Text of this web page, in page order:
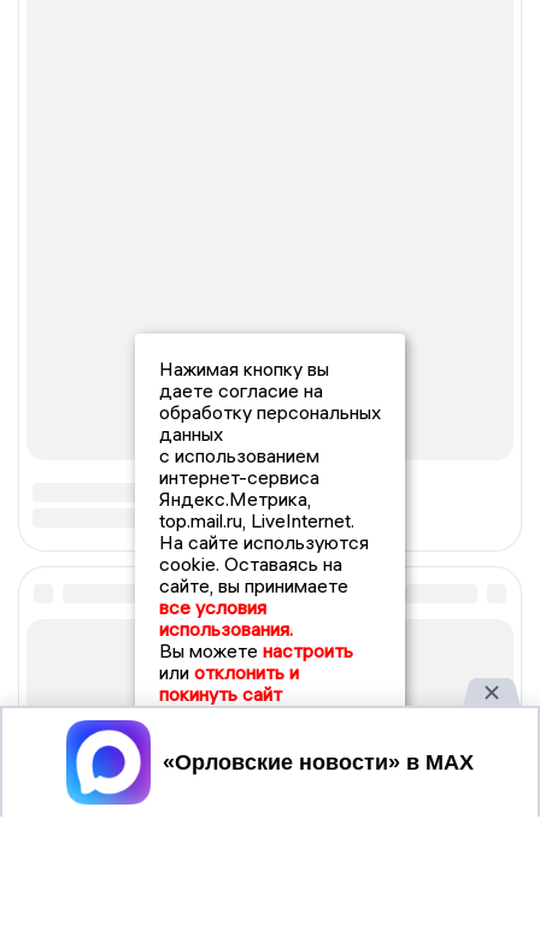
Нажимая кнопку вы
даете согласие на
обработку персональных
данных
с использованием
интернет-сервиса
Яндекс.Метрика,
top.mail.ru, LiveInternet.
На сайте используются
cookie. Оставаясь на
сайте, вы принимаете
все условия
использования.
Вы можете настроить
или отклонить и
покинуть сайт
Принять